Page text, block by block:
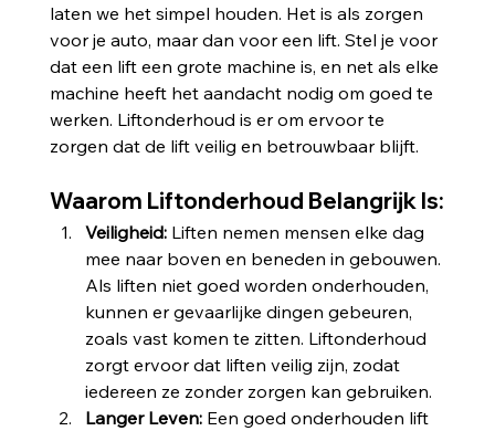
laten we het simpel houden. Het is als zorgen
voor je auto, maar dan voor een lift. Stel je voor
dat een lift een grote machine is, en net als elke
machine heeft het aandacht nodig om goed te
werken. Liftonderhoud is er om ervoor te
zorgen dat de lift veilig en betrouwbaar blijft.
Waarom Liftonderhoud Belangrijk Is:
Veiligheid: Liften nemen mensen elke dag
mee naar boven en beneden in gebouwen.
Als liften niet goed worden onderhouden,
kunnen er gevaarlijke dingen gebeuren,
zoals vast komen te zitten. Liftonderhoud
zorgt ervoor dat liften veilig zijn, zodat
iedereen ze zonder zorgen kan gebruiken.
Langer Leven: Een goed onderhouden lift